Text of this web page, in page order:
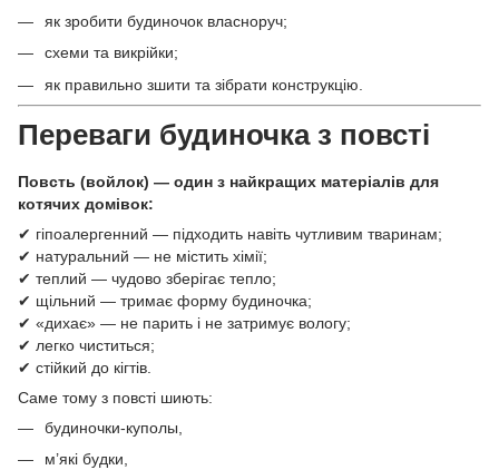
як зробити будиночок власноруч;
схеми та викрійки;
як правильно зшити та зібрати конструкцію.
Переваги будиночка з повсті
Повсть (войлок) — один з найкращих матеріалів для
котячих домівок:
✔ гіпоалергенний — підходить навіть чутливим тваринам;
✔ натуральний — не містить хімії;
✔ теплий — чудово зберігає тепло;
✔ щільний — тримає форму будиночка;
✔ «дихає» — не парить і не затримує вологу;
✔ легко чиститься;
✔ стійкий до кігтів.
Саме тому з повсті шиють:
будиночки-куполы,
м’які будки,